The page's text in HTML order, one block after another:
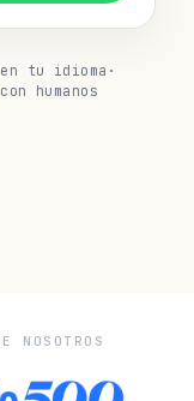
tu idioma ·
humanos
NOSOTROS